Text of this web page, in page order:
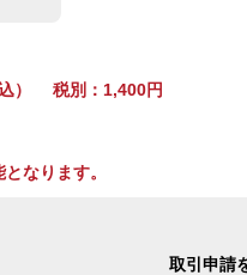
） 税別：1,400円
なります。
取引申請